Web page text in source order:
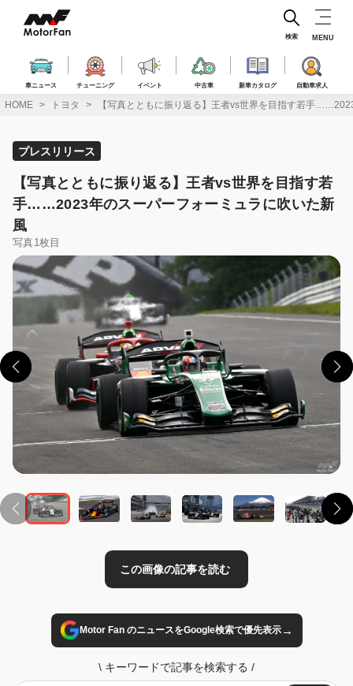
ス
車ニュース チューニング イベント 中古車 新車カタログ 自動車求人
検索 MENU
HOME トヨタ 【写真とともに振り返る】王者vs世界を目指す若手
プレスリリース
【写真とともに振り返る】王者vs世界を目指す若
手……2023年のスーパーフォーミュラに吹いた新
風
写真1枚目
この画像の記事を読む
Motor Fan のニュースをGoogle検索で優先表示→
\ キーワードで記事を検索する /